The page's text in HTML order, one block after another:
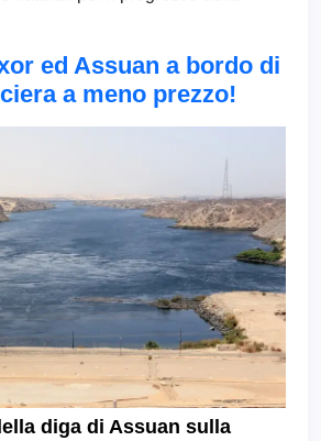
ed Assuan a bordo di
a meno prezzo!
diga di Assuan sulla